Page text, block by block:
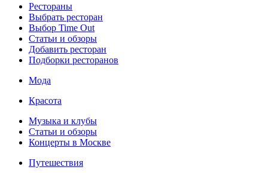
Рестораны
Выбрать ресторан
Выбор Time Out
Статьи и обзоры
Добавить ресторан
Подборки ресторанов
Мода
Красота
Музыка и клубы
Статьи и обзоры
Концерты в Москве
Путешествия